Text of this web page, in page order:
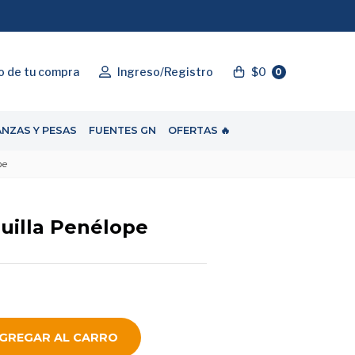
de tu compra Ingreso/Registro $0 0
Y PESAS FUENTES GN OFERTAS 🔥
Penélope
AL CARRO